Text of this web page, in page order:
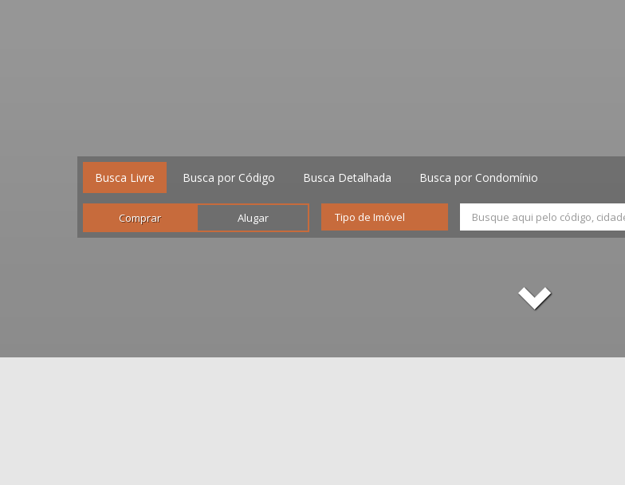
Busca Livre Busca por Código Busca Detalhada Busca por Condomínio
Comprar Alugar